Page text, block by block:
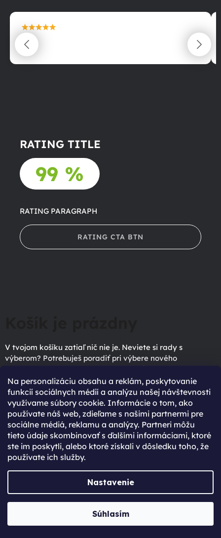
Na personalizáciu obsahu a reklám, poskytovanie
funkcií sociálnych médií a analýzu našej návštevnosti
využívame súbory cookie. Informácie o tom, ako
používate náš web, zdieľame s našimi partnermi pre
sociálne médiá, reklamu a analýzy. Partneri môžu
tieto údaje skombinovať s ďalšími informáciami, ktoré
ste im poskytli, alebo ktoré získali v dôsledku toho, že
používate ich služby.
Nastavenie
Súhlasím
maximální spokojenost
22.06.2025
RATING TITLE
99 %
RATING PARAGRAPH
RATING CTA BTN
V tvojom košíku zatiaľ nič nie je. Neviete si rady s
výberom? Potrebuješ poradiť pri výbere nového
zariadenia? Neváhaj sa na nás obrátiť.
SPÄŤ DO OBCHODU
96% spokojených zákazníků
(Based on 2750 Reviews)
Prečo sa zaregistrovať?